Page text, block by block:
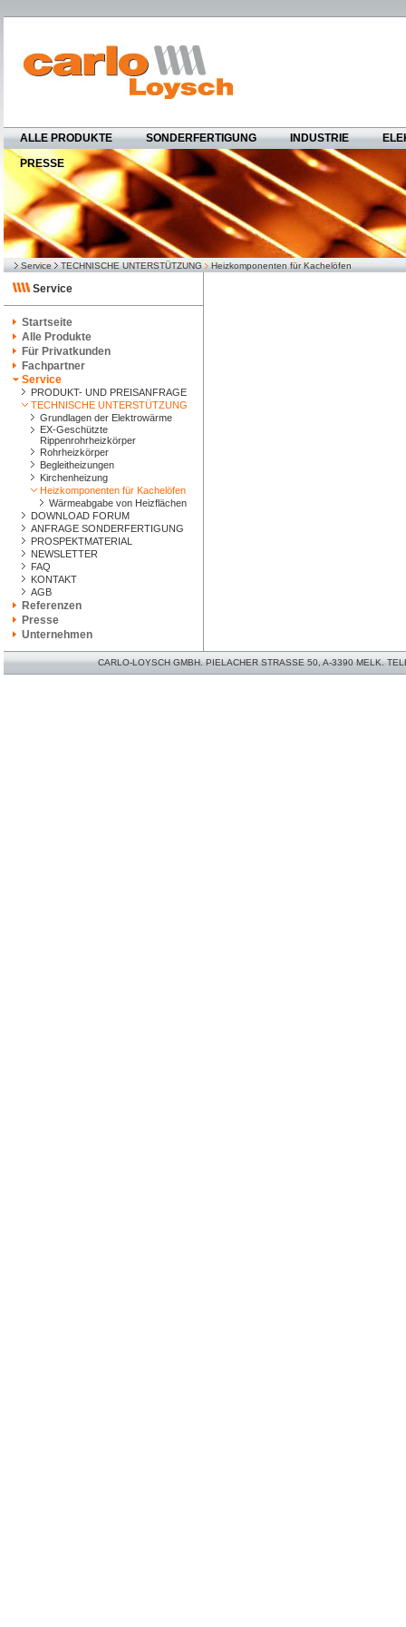
ALLE PRODUKTE SONDERFERTIGUNG INDUSTRIE
PRESSE
Service TECHNISCHE UNTERSTÜTZUNG Heizkomponenten für Kachelöfen
Service
Startseite
Alle Produkte
Für Privatkunden
Fachpartner
Service
PRODUKT- UND PREISANFRAGE
TECHNISCHE UNTERSTÜTZUNG
Grundlagen der Elektrowärme
EX-Geschützte
Rippenrohrheizkörper
Rohrheizkörper
Begleitheizungen
Kirchenheizung
Heizkomponenten für Kachelöfen
Wärmeabgabe von Heizflächen
DOWNLOAD FORUM
ANFRAGE SONDERFERTIGUNG
PROSPEKTMATERIAL
NEWSLETTER
FAQ
KONTAKT
AGB
Referenzen
Presse
Unternehmen
CARLO-LOYSCH GMBH. PIELACHER STRASSE 50, A-3390 MELK.